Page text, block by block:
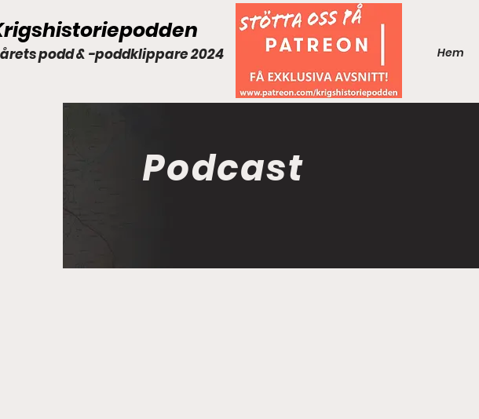
podd & -poddklippare 2024 Hem
Podcast